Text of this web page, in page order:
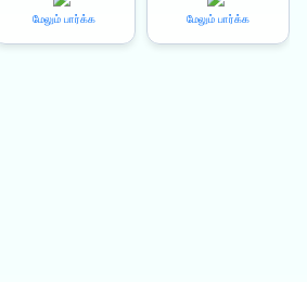
மேலும் பார்க்க
மேலும் பார்க்க